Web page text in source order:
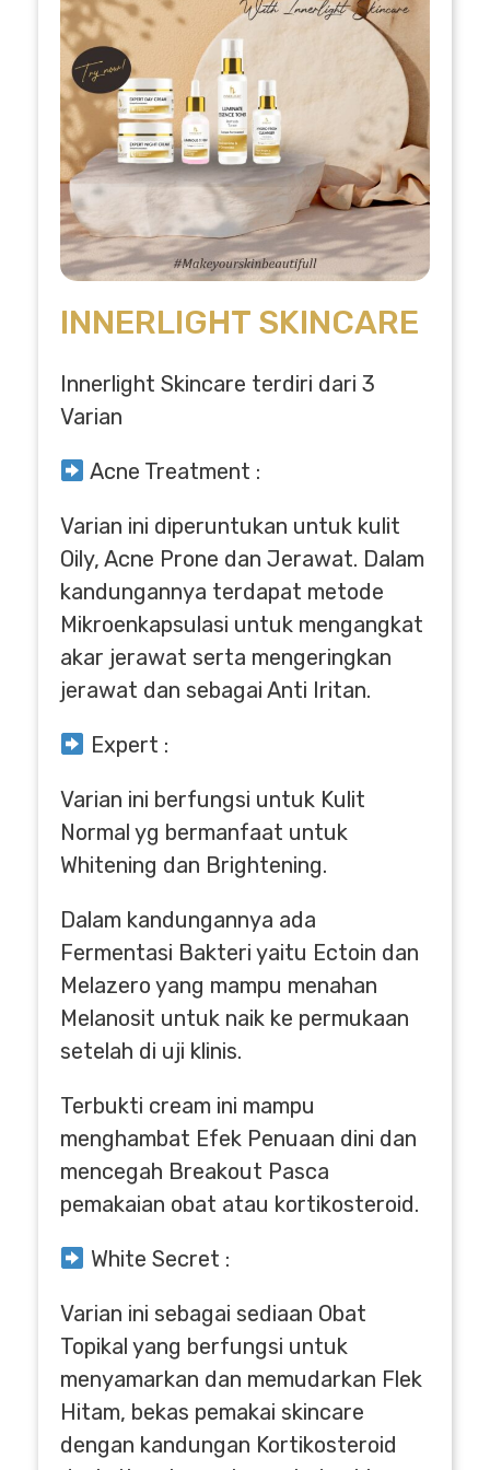
INNERLIGHT SKINCARE
Innerlight Skincare terdiri dari 3
Varian
Acne Treatment :
Varian ini diperuntukan untuk kulit
Oily, Acne Prone dan Jerawat. Dalam
kandungannya terdapat metode
Mikroenkapsulasi untuk mengangkat
akar jerawat serta mengeringkan
jerawat dan sebagai Anti Iritan.
Expert :
Varian ini berfungsi untuk Kulit
Normal yg bermanfaat untuk
Whitening dan Brightening.
Dalam kandungannya ada
Fermentasi Bakteri yaitu Ectoin dan
Melazero yang mampu menahan
Melanosit untuk naik ke permukaan
setelah di uji klinis.
Terbukti cream ini mampu
menghambat Efek Penuaan dini dan
mencegah Breakout Pasca
pemakaian obat atau kortikosteroid.
White Secret :
Varian ini sebagai sediaan Obat
Topikal yang berfungsi untuk
menyamarkan dan memudarkan Flek
Hitam, bekas pemakai skincare
dengan kandungan Kortikosteroid